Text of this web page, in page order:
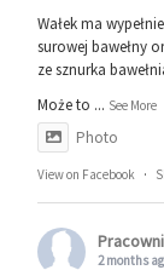
Wałek ma
surowej bawełny
ze sznurka
Może to ... See More
Photo
View on Facebook ·
2 months